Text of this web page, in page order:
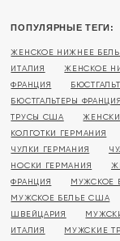
ПОПУЛЯРНЫЕ ТЕГИ:
ЖЕНСКОЕ НИЖНЕЕ
ИТАЛИЯ
ЖЕНСКОЕ
ФРАНЦИЯ
БЮСТГАЛЬТЕРЫ ФРАНЦИЯ
ТРУСЫ США
КОЛГОТКИ ГЕРМАНИЯ
ЧУЛКИ ГЕРМАНИЯ
НОСКИ ГЕРМАНИЯ
ФРАНЦИЯ
МУЖСКОЕ
МУЖСКОЕ БЕЛЬЕ США
ШВЕЙЦАРИЯ
ИТАЛИЯ
МУЖСКИЕ